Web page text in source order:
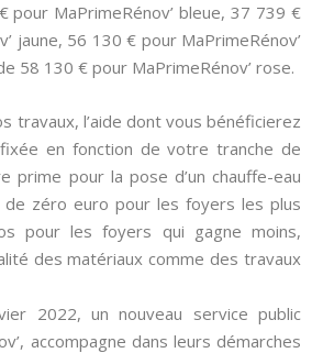
pour MaPrimeRénov’ bleue, 37 739 €
jaune, 56 130 € pour MaPrimeRénov’
58 130 € pour MaPrimeRénov’ rose.
travaux, l’aide dont vous bénéficierez
en fonction de votre tranche de
prime pour la pose d’un chauffe-eau
de zéro euro pour les foyers les plus
pour les foyers qui gagne moins,
des matériaux comme des travaux
2022, un nouveau service public
accompagne dans leurs démarches